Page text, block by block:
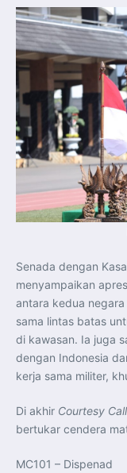
Kepala
Gratis
Senada dengan
menyampaikan
antara kedua
sama lintas batas
di kawasan. Ia juga
dengan Indonesia
kerja sama militer,
Di akhir Courtesy Call
bertukar cendera
MC101 – Dispenad